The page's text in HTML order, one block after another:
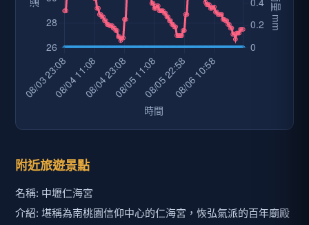
附近旅遊景點
名稱: 中壢仁海宮
介紹: 堪稱為南桃園信仰中心的仁海宮，恢弘氣派的百年廟殿